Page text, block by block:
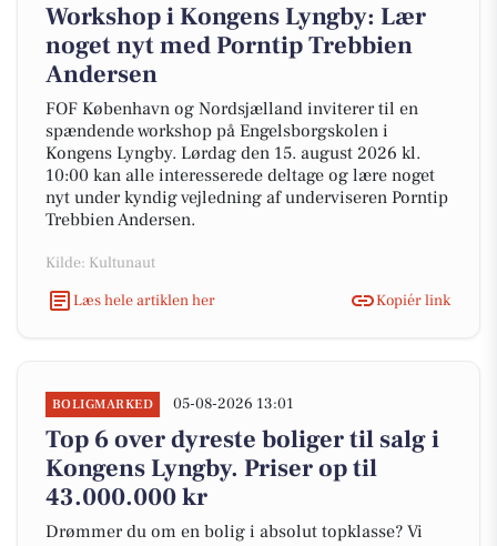
Workshop i Kongens Lyngby: Lær
noget nyt med Porntip Trebbien
Andersen
FOF København og Nordsjælland inviterer til en
spændende workshop på Engelsborgskolen i
Kongens Lyngby. Lørdag den 15. august 2026 kl.
10:00 kan alle interesserede deltage og lære noget
nyt under kyndig vejledning af underviseren Porntip
Trebbien Andersen.
Kilde: Kultunaut
Læs hele artiklen her
Kopiér link
BOLIGMARKED 05-08-2026 13:01
Top 6 over dyreste boliger til salg i
Kongens Lyngby. Priser op til
43.000.000 kr
Drømmer du om en bolig i absolut topklasse? Vi